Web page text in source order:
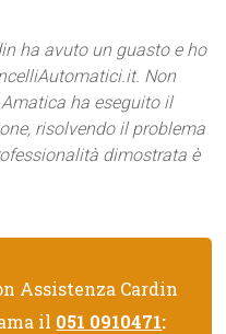
ha avuto un guasto e ho
Non
ha eseguito il
risolvendo il problema
dimostrata è
Assistenza Cardin
il 051 0910471: